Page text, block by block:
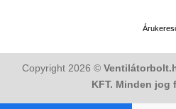
Copyright 2026 ©
KFT. Minden jog